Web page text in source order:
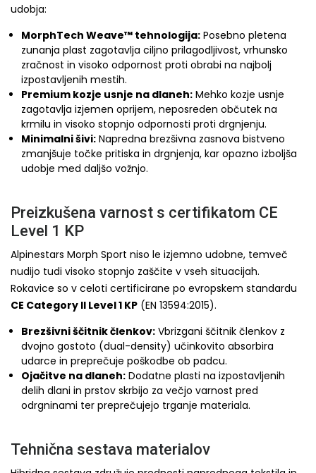
udobja:
MorphTech Weave™ tehnologija: Posebno pletena
zunanja plast zagotavlja ciljno prilagodljivost, vrhunsko
zračnost in visoko odpornost proti obrabi na najbolj
izpostavljenih mestih.
Premium kozje usnje na dlaneh: Mehko kozje usnje
zagotavlja izjemen oprijem, neposreden občutek na
krmilu in visoko stopnjo odpornosti proti drgnjenju.
Minimalni šivi: Napredna brezšivna zasnova bistveno
zmanjšuje točke pritiska in drgnjenja, kar opazno izboljša
udobje med daljšo vožnjo.
Preizkušena varnost s certifikatom CE
Level 1 KP
Alpinestars Morph Sport niso le izjemno udobne, temveč
nudijo tudi visoko stopnjo zaščite v vseh situacijah.
Rokavice so v celoti certificirane po evropskem standardu
CE Category II Level 1 KP (EN 13594:2015).
Brezšivni ščitnik členkov: Vbrizgani ščitnik členkov z
dvojno gostoto (dual-density) učinkovito absorbira
udarce in preprečuje poškodbe ob padcu.
Ojačitve na dlaneh: Dodatne plasti na izpostavljenih
delih dlani in prstov skrbijo za večjo varnost pred
odrgninami ter preprečujejo trganje materiala.
Tehnična sestava materialov